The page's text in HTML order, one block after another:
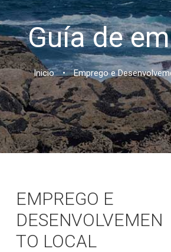
Guía de
Inicio • Emprego e
EMPREGO E
DESENVOLVEMEN
TO LOCAL